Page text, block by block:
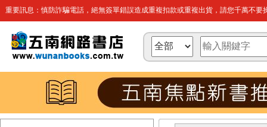
重要訊息：慎防詐騙電話，絕無簽單錯誤造成重複扣款或重複出貨，請您千萬不要